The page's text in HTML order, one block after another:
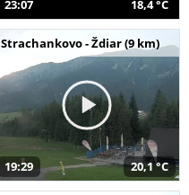
23:07 18,4 °C
Strachankovo - Ždiar (9 km)
19:29 20,1 °C